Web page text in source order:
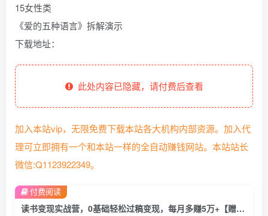
15女性类
《爱的五种语言》拆解演示
下载地址：
此处内容已隐藏，请付费后查看
加入本站vip，无限免费下载本站各大机构内部资源。加入代
理可立即拥有一个和本站一样的全自动赚钱网站。本站站长
微信:Q1123922349。
读书变现实战营，0基础轻松过稿变现，每月多赚5万+【赠300投稿渠道】
付费阅读